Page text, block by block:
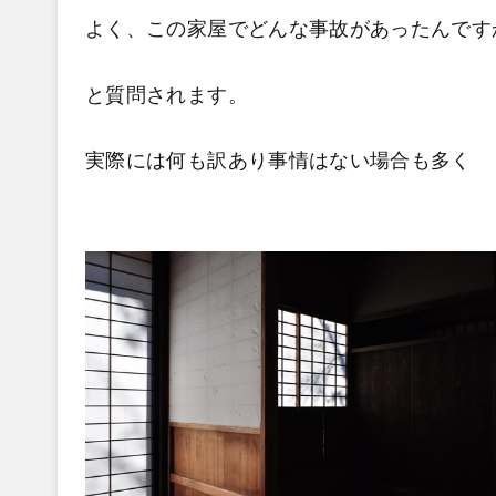
よく、この家屋でどんな事故があったんで
と質問されます。
実際には何も訳あり事情はない場合も多く